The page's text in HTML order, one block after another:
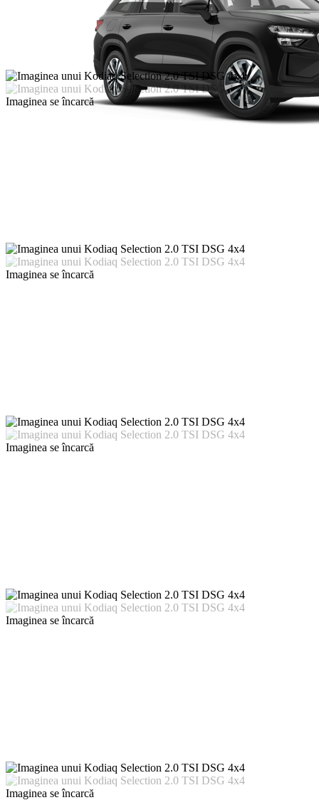
Imaginea se încarcă
Imaginea se încarcă
Imaginea se încarcă
Imaginea se încarcă
Imaginea se încarcă